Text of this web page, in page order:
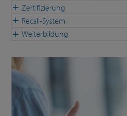
Zertifizierung
Recall-System
Weiterbildung